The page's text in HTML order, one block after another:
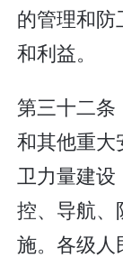
的管理和
和利益。
第三十二
和其他重
卫力量建
控、导航、
施。各级